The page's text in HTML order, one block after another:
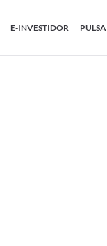
E-INVESTIDOR PULSA